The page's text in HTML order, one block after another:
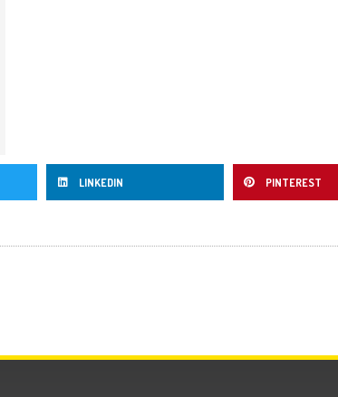
LINKEDIN PINTEREST